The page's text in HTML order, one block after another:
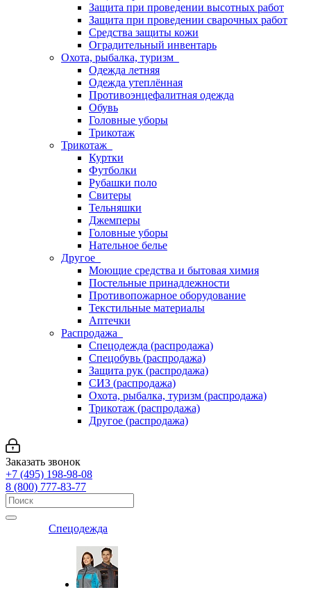
Защита при проведении высотных работ
Защита при проведении сварочных работ
Средства защиты кожи
Оградительный инвентарь
Охота, рыбалка, туризм
Одежда летняя
Одежда утеплённая
Противоэнцефалитная одежда
Обувь
Головные уборы
Трикотаж
Трикотаж
Куртки
Футболки
Рубашки поло
Свитеры
Тельняшки
Джемперы
Головные уборы
Нательное белье
Другое
Моющие средства и бытовая химия
Постельные принадлежности
Противопожарное оборудование
Текстильные материалы
Аптечки
Распродажа
Спецодежда (распродажа)
Спецобувь (распродажа)
Защита рук (распродажа)
СИЗ (распродажа)
Охота, рыбалка, туризм (распродажа)
Трикотаж (распродажа)
Другое (распродажа)
Заказать звонок
+7 (495) 198-98-08
8 (800) 777-83-77
Спецодежда